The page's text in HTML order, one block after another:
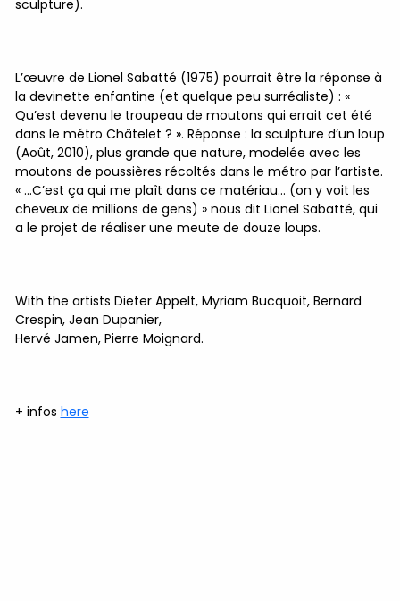
sculpture).
L’œuvre de Lionel Sabatté (1975) pourrait être la réponse à
la devinette enfantine (et quelque peu surréaliste) : «
Qu’est devenu le troupeau de moutons qui errait cet été
dans le métro Châtelet ? ». Réponse : la sculpture d’un loup
(Août, 2010), plus grande que nature, modelée avec les
moutons de poussières récoltés dans le métro par l’artiste.
« …C’est ça qui me plaît dans ce matériau… (on y voit les
cheveux de millions de gens) » nous dit Lionel Sabatté, qui
a le projet de réaliser une meute de douze loups.
With the artists Dieter Appelt, Myriam Bucquoit, Bernard
Crespin, Jean Dupanier,
Hervé Jamen, Pierre Moignard.
+ infos here